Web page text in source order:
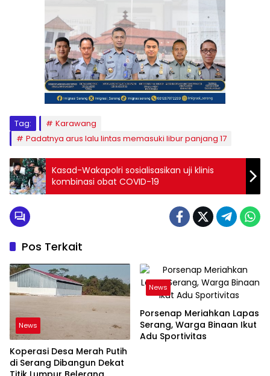
Tag:
Karawang
Padatnya arus lalu lintas memasuki libur panjang 17
Kasad-Wakapolri sosialisasikan uji klinis
kombinasi obat COVID-19
Pos Terkait
News
Koperasi Desa Merah Putih
di Serang Dibangun Dekat
News
Porsenap Meriahkan Lapas
Serang, Warga Binaan Ikut
Adu Sportivitas